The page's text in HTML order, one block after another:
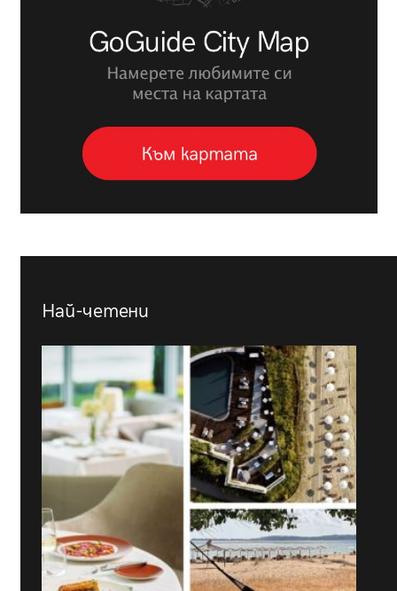
Най-четени